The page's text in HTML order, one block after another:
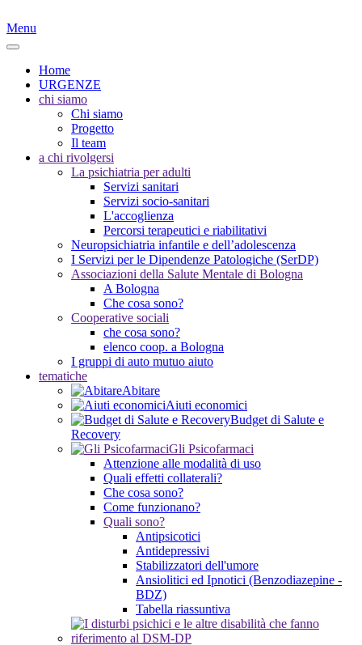
Menu
Home
URGENZE
chi siamo
Chi siamo
Progetto
Il team
a chi rivolgersi
La psichiatria per adulti
Servizi sanitari
Servizi socio-sanitari
L'accoglienza
Percorsi terapeutici e riabilitativi
Neuropsichiatria infantile e dell’adolescenza
I Servizi per le Dipendenze Patologiche (SerDP)
Associazioni della Salute Mentale di Bologna
A Bologna
Che cosa sono?
Cooperative sociali
che cosa sono?
elenco coop. a Bologna
I gruppi di auto mutuo aiuto
tematiche
Abitare
Aiuti economici
Budget di Salute e
Recovery
Gli Psicofarmaci
Attenzione alle modalità di uso
Quali effetti collaterali?
Che cosa sono?
Come funzionano?
Quali sono?
Antipsicotici
Antidepressivi
Stabilizzatori dell'umore
Ansiolitici ed Ipnotici (Benzodiazepine -
BDZ)
Tabella riassuntiva